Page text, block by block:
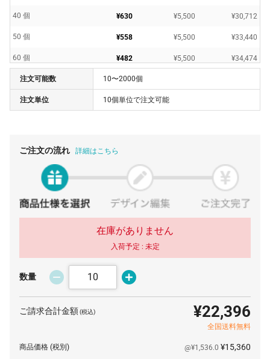
40 個 ¥630 ¥5,500 ¥30,712
50 個 ¥558 ¥5,500 ¥33,440
60 個 ¥482 ¥5,500 ¥34,474
70 個 ¥453
80 個 ¥431
¥190,850
¥363 ¥368,500
注文可能数 10〜2000個
注文単位 10個単位で注文可能
ご注文の流れ 詳細はこちら
在庫がありません
入荷予定 : 未定
数量
ご請求合計金額(税込) ¥22,396
全国送料無料
商品価格 (税別) @¥1,536.0 ¥15,360